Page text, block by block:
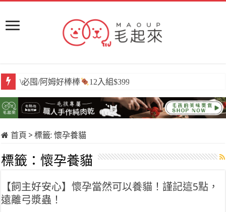
\必囤/阿姆好棒棒 12入組$399
首頁 > 標籤:懷孕養貓
標籤：懷孕養貓
【飼主好安心】懷孕當然可以養貓！謹記這5點，
遠離弓漿蟲！